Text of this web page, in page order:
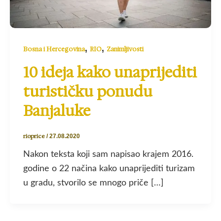
Bosna i Hercegovina, RIO, Zanimljivosti
10 ideja kako unaprijediti
turističku ponudu
Banjaluke
rioprice /27.08.2020
Nakon teksta koji sam napisao krajem 2016.
godine o 22 načina kako unaprijediti turizam
u gradu, stvorilo se mnogo priče […]